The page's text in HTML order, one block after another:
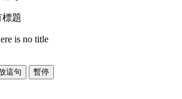
題
is no title
這句 暫停